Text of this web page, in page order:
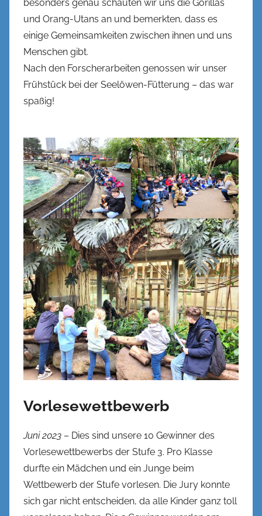
besonders genau schauten wir uns die Gorillas
und Orang-Utans an und bemerkten, dass es
einige Gemeinsamkeiten zwischen ihnen und uns
Menschen gibt.
Nach den Forscherarbeiten genossen wir unser
Frühstück bei der Seelöwen-Fütterung – das war
spaßig!
Vorlesewettbewerb
Juni 2023 – Dies sind unsere 10 Gewinner des
Vorlesewettbewerbs der Stufe 3. Pro Klasse
durfte ein Mädchen und ein Junge beim
Wettbewerb der Stufe vorlesen. Die Jury konnte
sich gar nicht entscheiden, da alle Kinder ganz toll